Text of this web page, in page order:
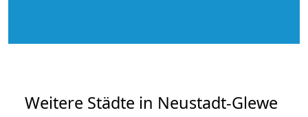
Weitere Städte in Neustadt-Glewe